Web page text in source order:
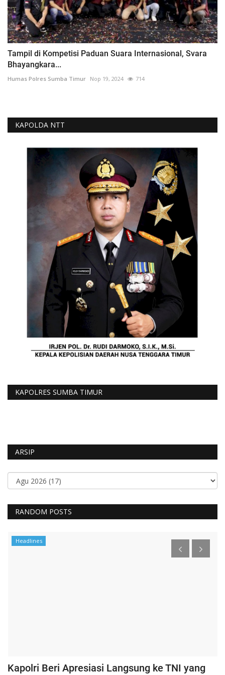
Tampil di Kompetisi Paduan Suara Internasional, Svara
Bhayangkara...
Humas Polres Sumba Timur Nop 19, 2024 714
KAPOLDA NTT
KAPOLRES SUMBA TIMUR
ARSIP
RANDOM POSTS
Headlines
Kapolri Beri Apresiasi Langsung ke TNI yang